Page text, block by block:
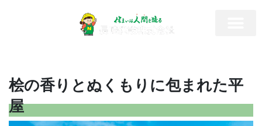
桧の香りとぬくもりに包まれた平
屋